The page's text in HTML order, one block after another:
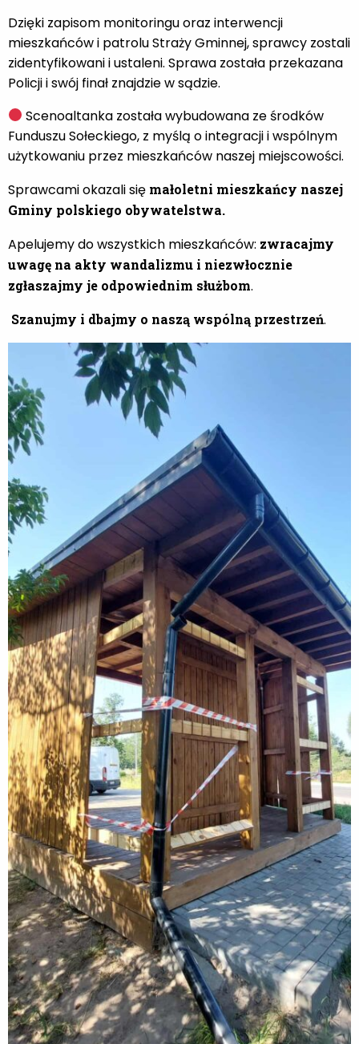
Dzięki zapisom monitoringu oraz interwencji
mieszkańców i patrolu Straży Gminnej, sprawcy zostali
zidentyfikowani i ustaleni. Sprawa została przekazana
Policji i swój finał znajdzie w sądzie.
Scenoaltanka została wybudowana ze środków
Funduszu Sołeckiego, z myślą o integracji i wspólnym
użytkowaniu przez mieszkańców naszej miejscowości.
Sprawcami okazali się małoletni mieszkańcy naszej
Gminy polskiego obywatelstwa.
Apelujemy do wszystkich mieszkańców: zwracajmy
uwagę na akty wandalizmu i niezwłocznie
zgłaszajmy je odpowiednim służbom.
Szanujmy i dbajmy o naszą wspólną przestrzeń.